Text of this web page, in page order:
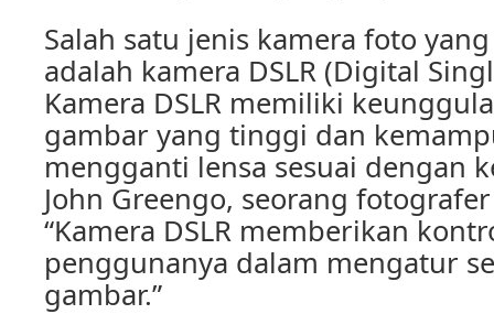
Salah satu jenis kamera foto
adalah kamera DSLR (Digital
Kamera DSLR memiliki
gambar yang tinggi dan
mengganti lensa sesuai dengan
John Greengo, seorang
“Kamera DSLR memberikan
penggunanya dalam mengatur
gambar.”